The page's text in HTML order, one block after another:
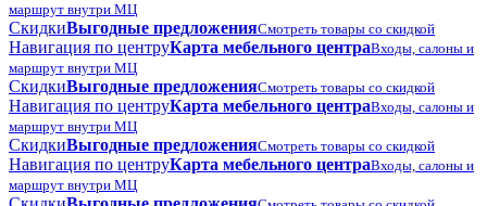
маршрут внутри МЦ
СкидкиВыгодные предложенияСмотреть товары со скидкой
Навигация по центруКарта мебельного центраВходы, салоны и
маршрут внутри МЦ
СкидкиВыгодные предложенияСмотреть товары со скидкой
Навигация по центруКарта мебельного центраВходы, салоны и
маршрут внутри МЦ
СкидкиВыгодные предложенияСмотреть товары со скидкой
Навигация по центруКарта мебельного центраВходы, салоны и
маршрут внутри МЦ